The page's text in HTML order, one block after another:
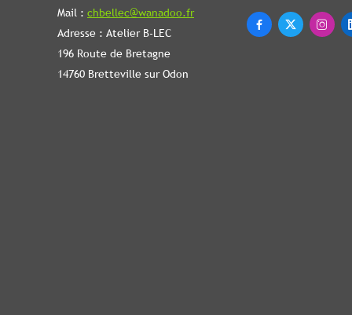
Mail : chbellec@wanadoo.fr
Adresse : Atelier B-LEC
196 Route de Bretagne
14760 Bretteville sur Odon
  